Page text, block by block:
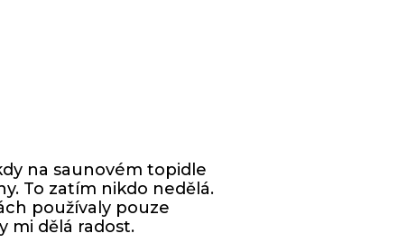
na saunovém topidle
To zatím nikdo nedělá.
používaly pouze
mi dělá radost.